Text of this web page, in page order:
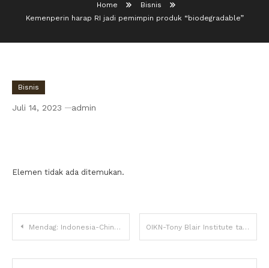
Home
Bisnis
Kemenperin harap RI jadi pemimpin produk “biodegradable”
Bisnis
Juli 14, 2023 admin
Elemen tidak ada ditemukan.
Navigasi
pos
Mendag: Indonesia-China sepakat tingkatkan kerja sama dagang OIKN-Tony Blair Institute tanda tangani MoU pengembangan zona riset